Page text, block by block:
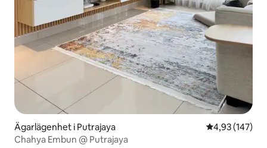
Ägarlägenhet i Putrajaya 4,93 av 5 i
4,93 (147)
Chahya Embun @ Putrajaya